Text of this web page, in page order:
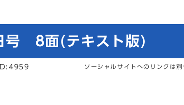
号 8面(テキスト版)
ID:4959 ソーシャルサイトへのリンクは